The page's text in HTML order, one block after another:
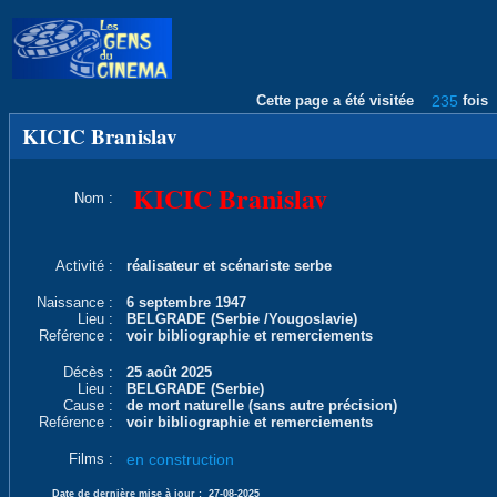
Cette page a été visitée 235 fois
KICIC Branislav
Nom : KICIC Branislav
Activité : réalisateur et scénariste serbe
Naissance :
6 septembre 1947
Lieu :
BELGRADE (Serbie /Yougoslavie)
Reférence :
voir bibliographie et remerciements
Décès :
25 août 2025
Lieu :
BELGRADE (Serbie)
Cause :
de mort naturelle (sans autre précision)
Reférence :
voir bibliographie et remerciements
Films : en construction
Date de dernière mise à jour : 27-08-2025